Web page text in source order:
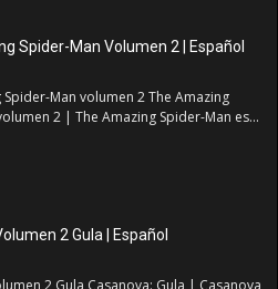
Spider-Man Volumen 2 | Español
Spider-Man volumen 2 The Amazing
2 | The Amazing Spider-Man es...
2 Gula | Español